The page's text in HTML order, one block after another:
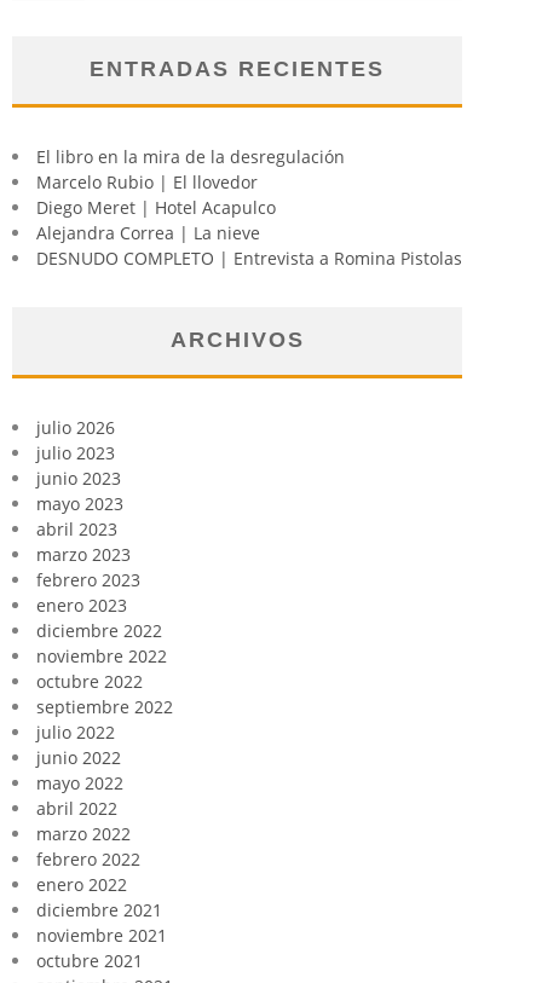
ENTRADAS RECIENTES
El libro en la mira de la desregulación
Marcelo Rubio | El llovedor
Diego Meret | Hotel Acapulco
Alejandra Correa | La nieve
DESNUDO COMPLETO | Entrevista a Romina Pistolas
ARCHIVOS
julio 2026
julio 2023
junio 2023
mayo 2023
abril 2023
marzo 2023
febrero 2023
enero 2023
diciembre 2022
noviembre 2022
octubre 2022
septiembre 2022
julio 2022
junio 2022
mayo 2022
abril 2022
marzo 2022
febrero 2022
enero 2022
diciembre 2021
noviembre 2021
octubre 2021